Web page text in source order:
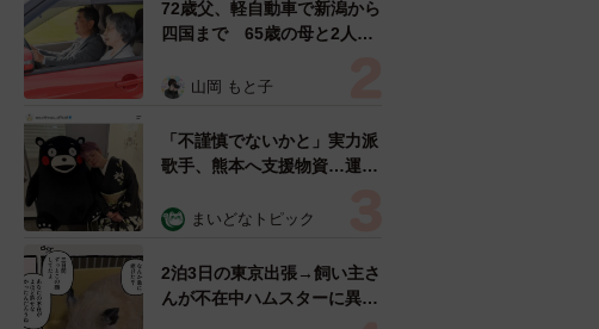
72歳父、軽自動車で新潟から
四国まで 65歳の母と2人で
憩まで分刻み… 「大学生で
山岡 もと子
「不謹慎でないかと」実力派
歌手、熊本へ支援物資…運搬
めらい 「痛いほど伝わる」
まいどなトピック
2泊3日の東京出張→飼い主さ
んが不在中ハムスターに異